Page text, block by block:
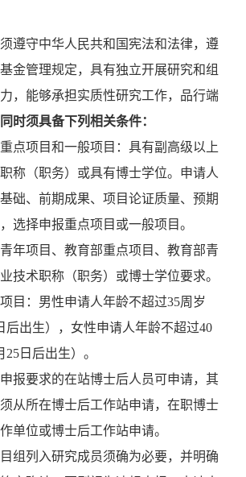
遵守中华人民共和国宪法和法律，遵
金管理规定，具有独立开展研究和组
，能够承担实质性研究工作，品行端
同时须具备下列相关条件：
重点项目和一般项目：具有副高级以上
职称（职务）或具有博士学位。申请人
础、前期成果、项目论证质量、预期
选择申报重点项目或一般项目。
青年项目、教育部重点项目、教育部青
技术职称（职务）或博士学位要求。
项目：男性申请人年龄不超过35周岁
后出生），女性申请人年龄不超过40
25日后出生）。
报要求的在站博士后人员可申请，其
从所在博士后工作站申请，在职博士
单位或博士后工作站申请。
组列入研究成员须确为必要，并明确